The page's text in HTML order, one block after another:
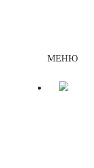
МЕНЮ